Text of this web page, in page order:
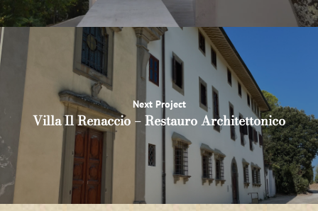
Next Project
Villa Il Renaccio – Restauro Architettonico